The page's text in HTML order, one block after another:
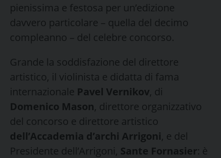
pienissima e festosa per un’edizione
davvero particolare – quella del decimo
compleanno – del celebre concorso.
Grande la soddisfazione del direttore
artistico, il violinista e didatta di fama
internazionale Pavel Vernikov, di
Domenico Mason, direttore organizzativo
del concorso e direttore artistico
dell’Accademia d’archi Arrigoni, e del
Presidente dell’Arrigoni, Sante Fornasier: è